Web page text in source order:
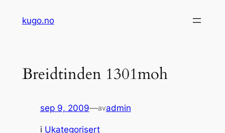
kugo.no
Breidtinden 1301moh
sep 9, 2009—avadmin
i Ukategorisert